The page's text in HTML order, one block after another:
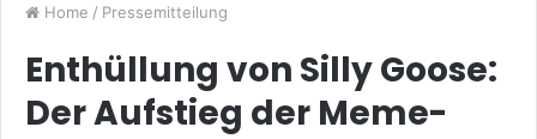
Home / Pressemitteilung
Enthüllung von Silly Goose:
Der Aufstieg der Meme-